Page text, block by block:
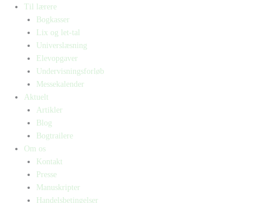
Til lærere
Bogkasser
Lix og let-tal
Universlæsning
Elevopgaver
Undervisningsforløb
Messekalender
Aktuelt
Artikler
Blog
Bogtrailere
Om os
Kontakt
Presse
Manuskripter
Handelsbetingelser